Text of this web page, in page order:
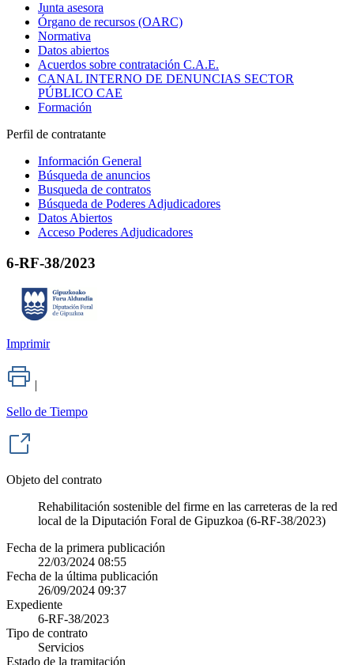
Junta asesora
Órgano de recursos (OARC)
Normativa
Datos abiertos
Acuerdos sobre contratación C.A.E.
CANAL INTERNO DE DENUNCIAS SECTOR
PÚBLICO CAE
Formación
Perfil de contratante
Información General
Búsqueda de anuncios
Busqueda de contratos
Búsqueda de Poderes Adjudicadores
Datos Abiertos
Acceso Poderes Adjudicadores
6-RF-38/2023
Imprimir
|
Sello de Tiempo
Objeto del contrato
Rehabilitación sostenible del firme en las carreteras de la red
local de la Diputación Foral de Gipuzkoa (6-RF-38/2023)
Fecha de la primera publicación
22/03/2024 08:55
Fecha de la última publicación
26/09/2024 09:37
Expediente
6-RF-38/2023
Tipo de contrato
Servicios
Estado de la tramitación